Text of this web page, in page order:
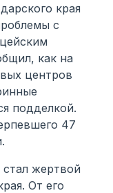
края
с
как на
центров
подделкой.
47
жертвой
От его